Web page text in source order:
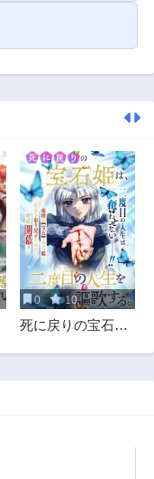
0 10
死に戻りの宝石姫